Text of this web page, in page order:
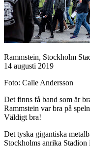
Rammstein, Stockholm
14 augusti 2019
Foto: Calle Andersson
Det finns få band som är
Rammstein var bra på
Väldigt bra!
Det tyska gigantiska
Stockholms anrika